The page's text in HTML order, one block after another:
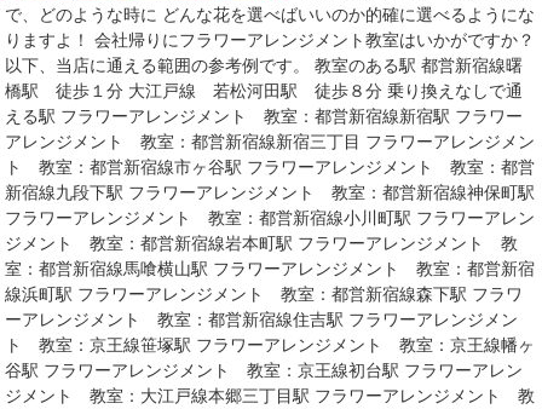
で、どのような時に どんな花を選べばいいのか的確に選べるようにな
りますよ！ 会社帰りにフラワーアレンジメント教室はいかがですか？
以下、当店に通える範囲の参考例です。 教室のある駅 都営新宿線曙
橋駅 徒歩１分 大江戸線 若松河田駅 徒歩８分 乗り換えなしで通
える駅 フラワーアレンジメント 教室：都営新宿線新宿駅 フラワー
アレンジメント 教室：都営新宿線新宿三丁目 フラワーアレンジメン
ト 教室：都営新宿線市ヶ谷駅 フラワーアレンジメント 教室：都営
新宿線九段下駅 フラワーアレンジメント 教室：都営新宿線神保町駅
フラワーアレンジメント 教室：都営新宿線小川町駅 フラワーアレン
ジメント 教室：都営新宿線岩本町駅 フラワーアレンジメント 教
室：都営新宿線馬喰横山駅 フラワーアレンジメント 教室：都営新宿
線浜町駅 フラワーアレンジメント 教室：都営新宿線森下駅 フラワ
ーアレンジメント 教室：都営新宿線住吉駅 フラワーアレンジメン
ト 教室：京王線笹塚駅 フラワーアレンジメント 教室：京王線幡ヶ
谷駅 フラワーアレンジメント 教室：京王線初台駅 フラワーアレン
ジメント 教室：大江戸線本郷三丁目駅 フラワーアレンジメント 教